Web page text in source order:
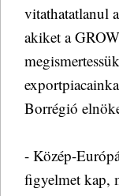
vitathatatlanul
akiket a
Borrégió
- Közép-
figyelmet kap,